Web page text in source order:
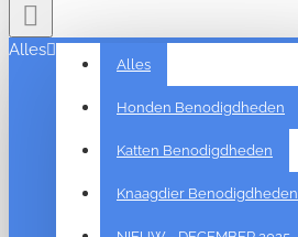
Alles
Alles
Honden Benodigdheden
Katten Benodigdheden
Knaagdier Benodigdheden